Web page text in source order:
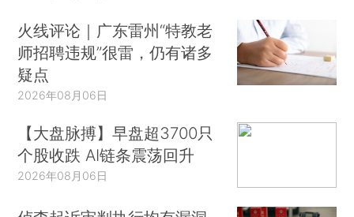
火线评论｜广东雷州“特教老
师招聘违规”很雷，仍有诸多
疑点
2026年08月06日
【大盘脉搏】早盘超3700只
个股收跌 AI链条震荡回升
2026年08月06日